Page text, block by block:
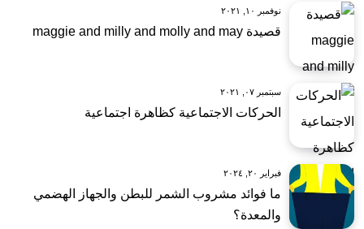
نوفمبر ١٠, ٢٠٢١
قصيدة maggie and milly and molly and may
سبتمبر ٠٧, ٢٠٢١
الحركات الاجتماعية كظاهرة اجتماعية
فبراير ٢٠, ٢٠٢٤
ما فوائد مشروب الشمر للبطن والجهاز الهضمي
والمعدة؟